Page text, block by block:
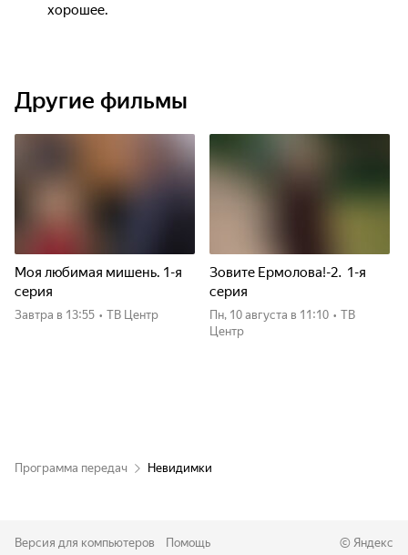
хорошее.
Другие фильмы
Моя любимая мишень. 1-я
серия
Завтра в 13:55 • ТВ Центр
Зовите Ермолова!-2. 1-я
серия
пн, 10 августа в 11:10 • ТВ
Центр
Программа передач Невидимки
Версия для компьютеров Помощь © Яндекс